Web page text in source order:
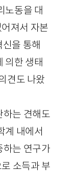
노동을 대
져서 자본
을 통해
의한 생태
견도 나왔
하는 견해도
계 내에서
하는 연구가
소득과 부